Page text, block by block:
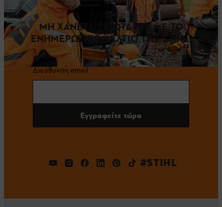
ΜΗ ΧΑΝΕΤΕ ΤΙΠΟΤΑ ΠΙΑ ΜΕ ΤΟ
ΕΝΗΜΕΡΩΤΙΚΟ ΔΕΛΤΙΟ ΤΗΣ STIHL.
Διεύθυνση email
Εγγραφείτε τώρα
#STIHL